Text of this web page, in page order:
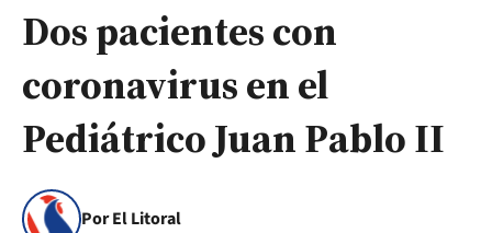
Dos pacientes con
coronavirus en el
Pediátrico Juan Pablo II
Por El Litoral